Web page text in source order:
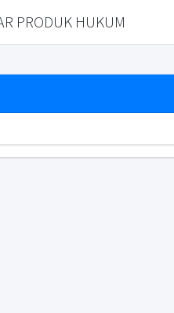
PRODUK HUKUM